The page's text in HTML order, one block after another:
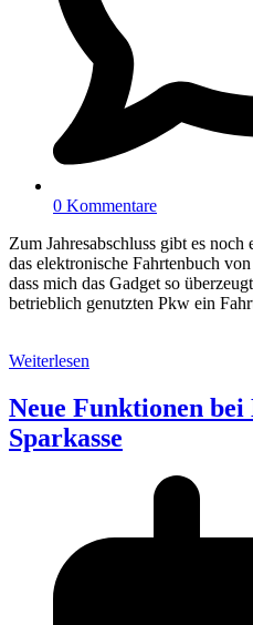
0 Kommentare
Zum Jahresabschluss gibt es
das elektronische Fahrtenbuch
dass mich das Gadget so
betrieblich genutzten Pkw ein
Weiterlesen
Neue Funktionen
Sparkasse